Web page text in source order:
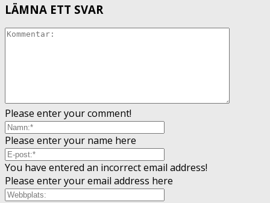
LÄMNA ETT SVAR
Please enter your comment!
Please enter your name here
You have entered an incorrect email address!
Please enter your email address here